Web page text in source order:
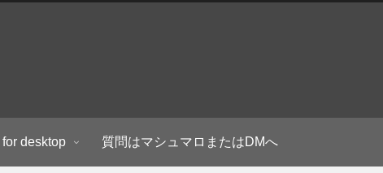
desktop 質問はマシュマロまたはDMへ